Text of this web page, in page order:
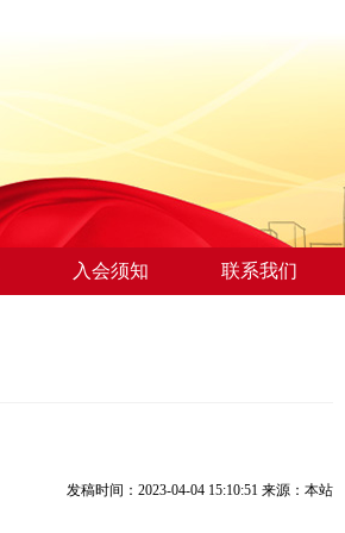
入会须知 联系我们
发稿时间：2023-04-04 15:10:51 来源：本站